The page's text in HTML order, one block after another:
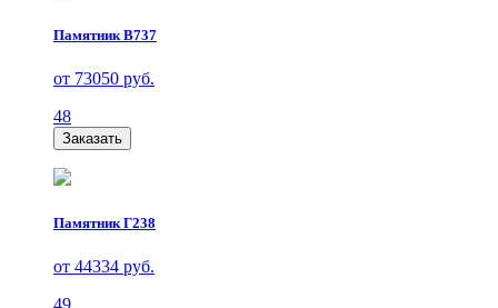
Памятник В737
от 73050 руб.
48
Заказать
Памятник Г238
от 44334 руб.
49